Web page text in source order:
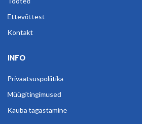
Ettevõttest
Kontakt
INFO
Privaatsuspoliitika
Müügitingimused
Kauba tagastamine